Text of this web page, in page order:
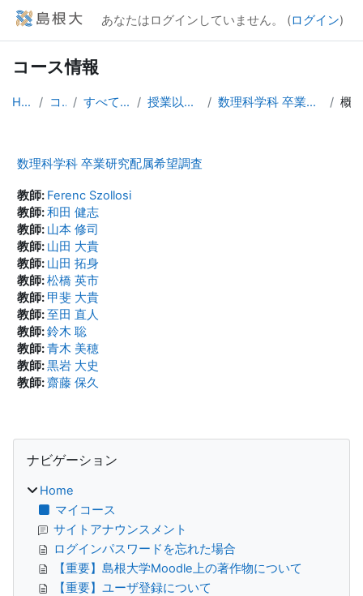
メインコンテンツへスキップする
あなたはログインしていません。 (ログイン)
コース情報
Home コース すべてのコース 授業以外のコース 数理科学科 卒業研究配属希望調査
数理科学科 卒業研究配属希望調査
教師: Ferenc Szollosi
教師:和田 健志
教師: 山本 修司
教師: 山田 大貴
教師: 山田 拓身
教師:松橋 英市
教師: 甲斐 大貴
教師:至田 直人
教師:鈴木 聡
教師:青木 美穂
教師:黒岩 大史
教師:齋藤 保久
ブロック
ナビゲーション
Home
マイコース
サイトアナウンスメント
ログインパスワードを忘れた場合
【重要】島根大学Moodle上の著作物について
【重要】ユーザ登録について